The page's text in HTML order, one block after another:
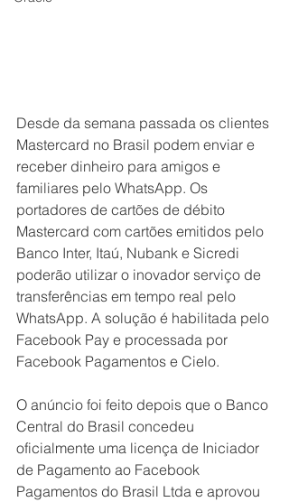
Desde da semana passada os clientes
Mastercard no Brasil podem enviar e
receber dinheiro para amigos e
familiares pelo WhatsApp. Os
portadores de cartões de débito
Mastercard com cartões emitidos pelo
Banco Inter, Itaú, Nubank e Sicredi
poderão utilizar o inovador serviço de
transferências em tempo real pelo
WhatsApp. A solução é habilitada pelo
Facebook Pay e processada por
Facebook Pagamentos e Cielo.
O anúncio foi feito depois que o Banco
Central do Brasil concedeu
oficialmente uma licença de Iniciador
de Pagamento ao Facebook
Pagamentos do Brasil Ltda e aprovou